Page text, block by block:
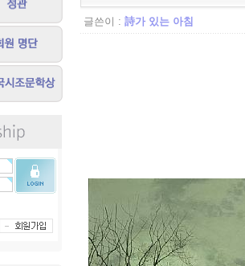
글쓴이 : 詩가 있는 아침